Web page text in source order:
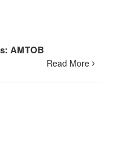
AMTOB
Read More